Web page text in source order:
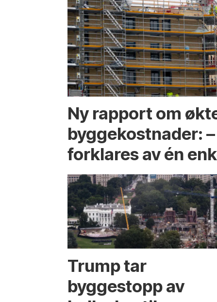
Ny rapport om
byggekostnader:
forklares av én
Trump tar
byggestopp av